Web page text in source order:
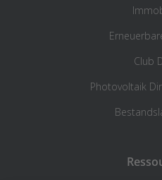
Club
Photovoltaik